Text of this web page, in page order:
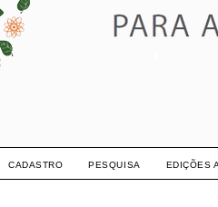
CADASTRO PESQUISA EDIÇÕES